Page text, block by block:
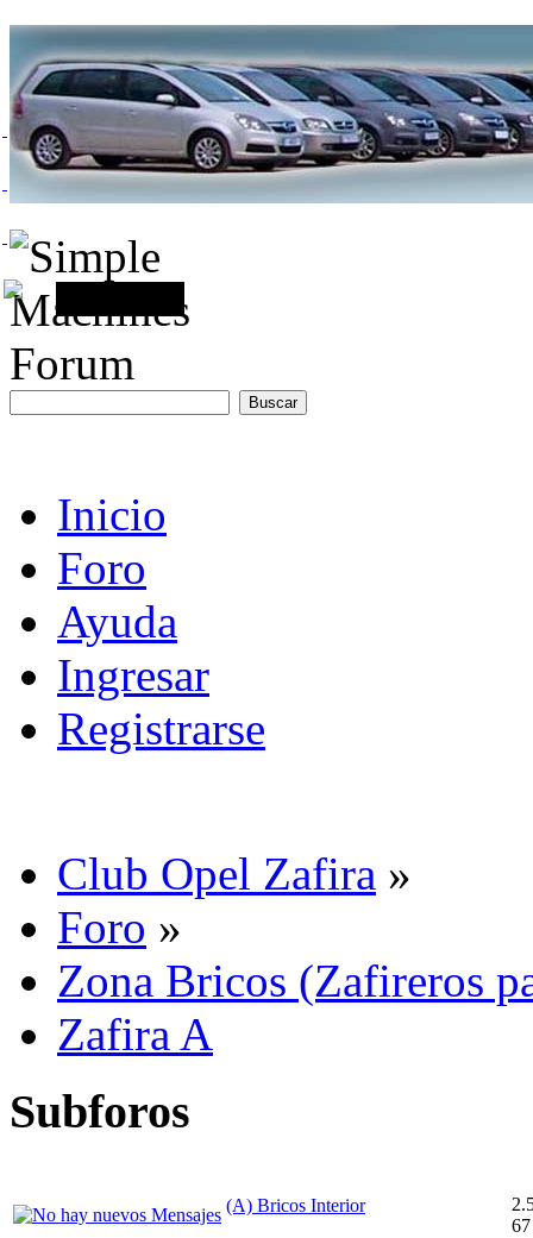
Inicio
Foro
Ayuda
Ingresar
Registrarse
Club Opel Zafira »
Foro »
Zona Bricos (Zafireros
Zafira A
Subforos
(A) Bricos Interior